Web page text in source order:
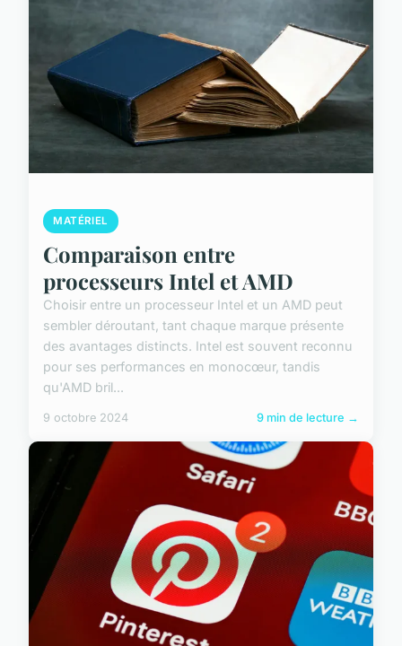
MATÉRIEL
Comparaison entre
processeurs Intel et AMD
Choisir entre un processeur Intel et un AMD peut
sembler déroutant, tant chaque marque présente
des avantages distincts. Intel est souvent reconnu
pour ses performances en monocœur, tandis
qu'AMD bril...
9 octobre 2024 9 min de lecture →